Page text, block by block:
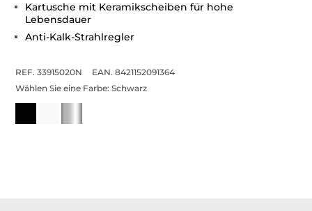
Kartusche mit Keramikscheiben für hohe
Lebensdauer
Anti-Kalk-Strahlregler
REF. 33915020N
EAN. 8421152091364
Wählen Sie eine Farbe:Schwarz